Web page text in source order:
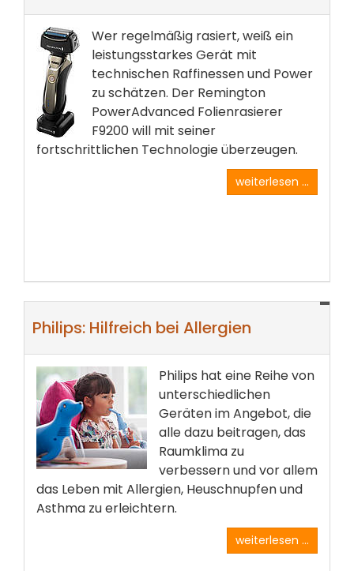
Wer regelmäßig rasiert, weiß ein
leistungsstarkes Gerät mit
technischen Raffinessen und Power
zu schätzen. Der Remington
PowerAdvanced Folienrasierer
F9200 will mit seiner
fortschrittlichen Technologie überzeugen.
weiterlesen ...
Philips: Hilfreich bei Allergien
Philips hat eine Reihe von
unterschiedlichen
Geräten im Angebot, die
alle dazu beitragen, das
Raumklima zu
verbessern und vor allem
das Leben mit Allergien, Heuschnupfen und
Asthma zu erleichtern.
weiterlesen ...